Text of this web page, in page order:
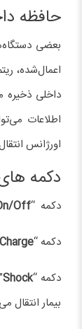
حافظه
بعضی
اعمال‌شده،
اطلاعات
اورژانس
دکمه
دکمه “Off
دکمه “Charge
دکمه “Shock
بیمار انتقال